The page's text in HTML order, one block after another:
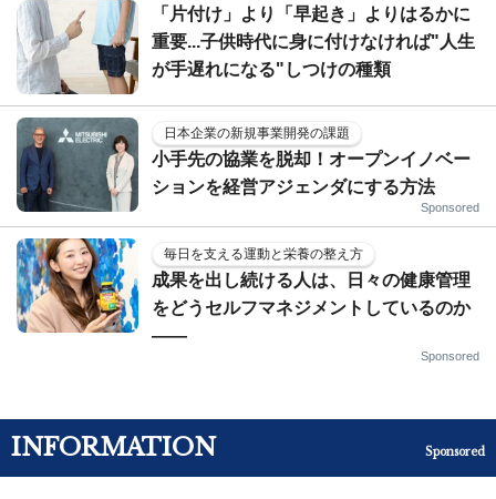
「片付け」より「早起き」よりはるかに
重要...子供時代に身に付けなければ"人生
が手遅れになる"しつけの種類
日本企業の新規事業開発の課題
小手先の協業を脱却！オープンイノベー
ションを経営アジェンダにする方法
Sponsored
毎日を支える運動と栄養の整え方
成果を出し続ける人は、日々の健康管理
をどうセルフマネジメントしているのか
——
Sponsored
INFORMATION Sponsored